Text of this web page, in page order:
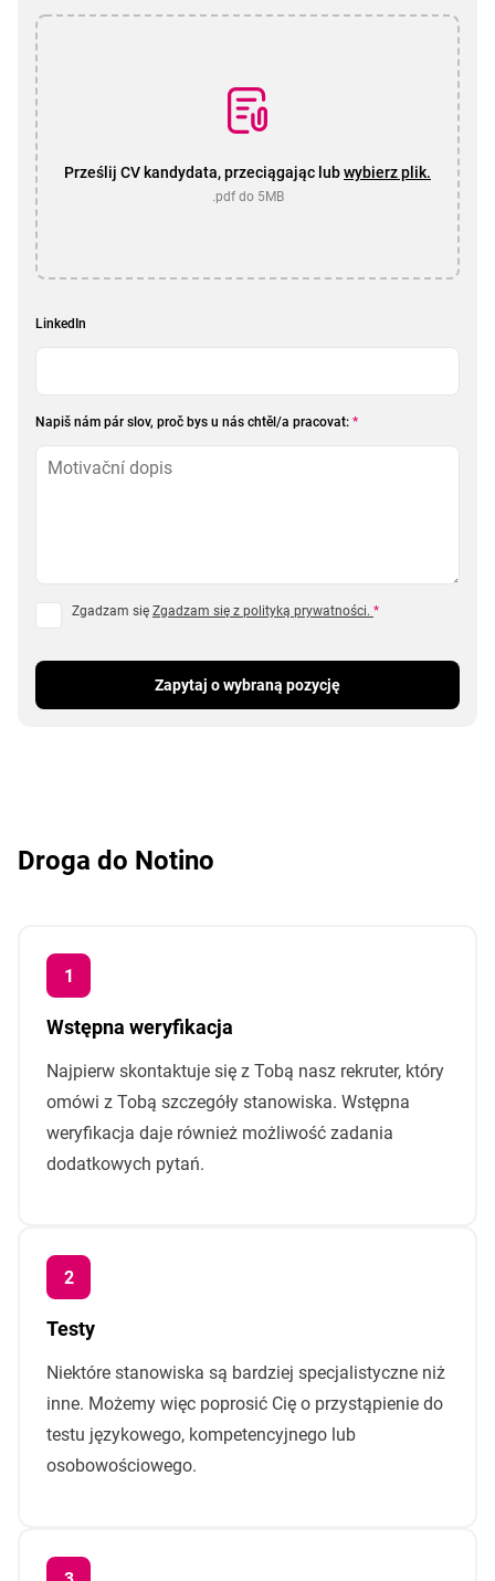
Prześlij CV kandydata, przeciągając lubwybierz plik.
.pdf do 5MB
LinkedIn
Napiš nám pár slov, proč bys u nás chtěl/a pracovat: *
Zgadzam się Zgadzam się z polityką prywatności. *
Zapytaj o wybraną pozycję
Droga do Notino
Wstępna weryfikacja
Najpierw skontaktuje się z Tobą nasz rekruter, który
omówi z Tobą szczegóły stanowiska. Wstępna
weryfikacja daje również możliwość zadania
dodatkowych pytań.
Testy
Niektóre stanowiska są bardziej specjalistyczne niż
inne. Możemy więc poprosić Cię o przystąpienie do
testu językowego, kompetencyjnego lub
osobowościowego.